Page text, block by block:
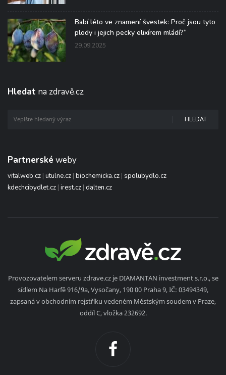
Babí léto ve znamení švestek: Proč jsou tyto
plody i jejich pecky elixírem mládí?“
29.09.2025
Hledat na zdravě.cz
HLEDAT
Partnerské weby
vitalweb.cz | utulne.cz | biochemicka.cz | spolubydlo.cz
kdechcibydlet.cz | irest.cz | dalten.cz
Provozovatelem serveru zdrave.cz je DIAMANTAN investment s.r.o., se
sídlem Na Harfě 916/9a, Vysočany, 190 00 Praha 9, IČ: 03494349,
zapsaná v obchodním rejstříku vedeném Městským soudem v Praze,
oddíl C, vložka 232692.